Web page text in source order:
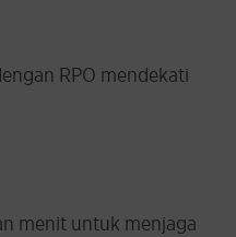
RPO mendekati
menit untuk menjaga